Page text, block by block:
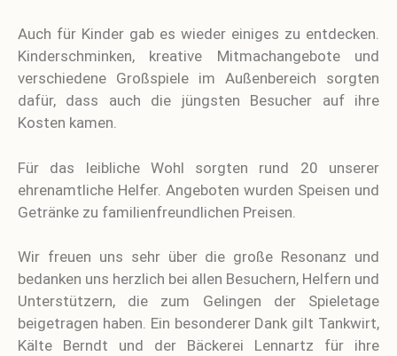
Auch für Kinder gab es wieder einiges zu entdecken.
Kinderschminken, kreative Mitmachangebote und
verschiedene Großspiele im Außenbereich sorgten
dafür, dass auch die jüngsten Besucher auf ihre
Kosten kamen.
Für das leibliche Wohl sorgten rund 20 unserer
ehrenamtliche Helfer. Angeboten wurden Speisen und
Getränke zu familienfreundlichen Preisen.
Wir freuen uns sehr über die große Resonanz und
bedanken uns herzlich bei allen Besuchern, Helfern und
Unterstützern, die zum Gelingen der Spieletage
beigetragen haben. Ein besonderer Dank gilt Tankwirt,
Kälte Berndt und der Bäckerei Lennartz für ihre